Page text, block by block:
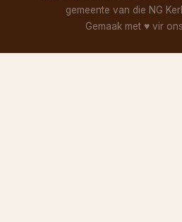
gemeente van die NG
Gemaak met ♥ vir